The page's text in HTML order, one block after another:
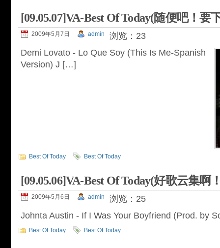
[09.05.07]VA-Best Of Today(随便吧！要
2009年5月7日 admin
浏览：23
Demi Lovato - Lo Que Soy (This Is Me-Spanish
Version) J […]
Best Of Today Best Of Today
[09.05.06]VA-Best Of Today(好歌云集啊
2009年5月6日 admin
浏览：25
Johnta Austin - If I Was Your Boyfriend (Prod. by
Best Of Today Best Of Today